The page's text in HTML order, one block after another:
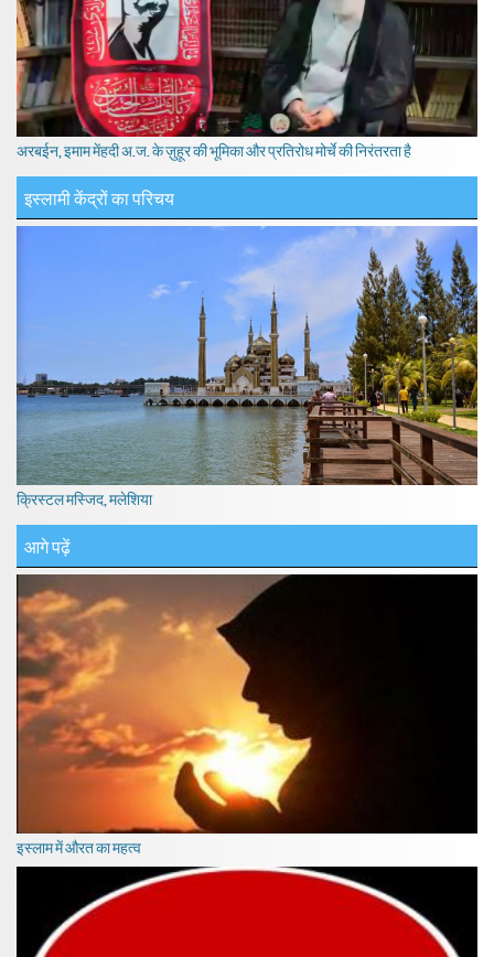
अरबईन, इमाम मेंहदी अ.ज. के ज़ुहूर की भूमिका और प्रतिरोध मोर्चे की निरंतरता है
इस्लामी केंद्रों का परिचय
क्रिस्टल मस्जिद, मलेशिया
आगे पढ़ें
इस्लाम में औरत का महत्व